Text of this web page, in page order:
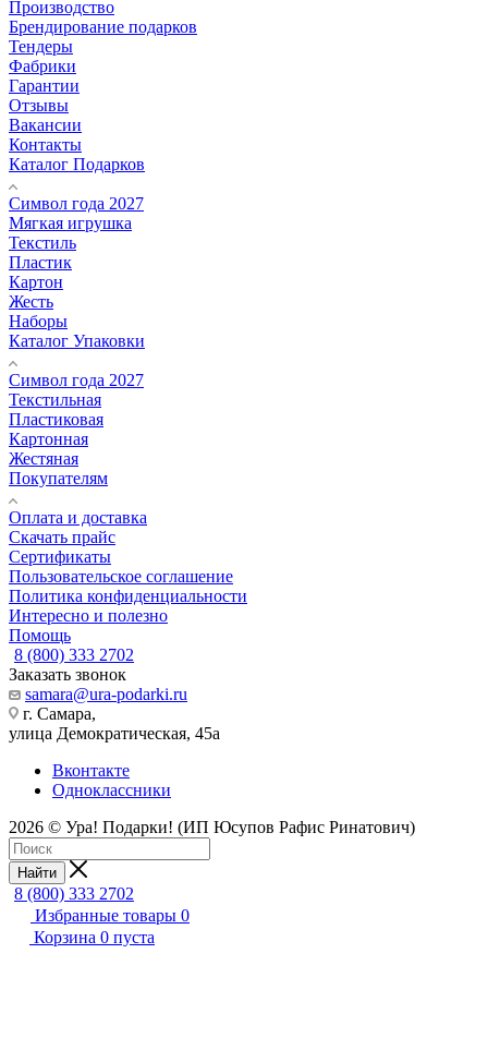
Производство
Брендирование подарков
Тендеры
Фабрики
Гарантии
Отзывы
Вакансии
Контакты
Каталог Подарков
Символ года 2027
Мягкая игрушка
Текстиль
Пластик
Картон
Жесть
Наборы
Каталог Упаковки
Символ года 2027
Текстильная
Пластиковая
Картонная
Жестяная
Покупателям
Оплата и доставка
Скачать прайс
Сертификаты
Пользовательское соглашение
Политика конфиденциальности
Интересно и полезно
Помощь
8 (800) 333 2702
Заказать звонок
samara@ura-podarki.ru
г. Самара,
улица Демократическая, 45а
Вконтакте
Одноклассники
2026 © Ура! Подарки! (ИП Юсупов Рафис Ринатович)
Найти
8 (800) 333 2702
Избранные товары 0
Корзина 0 пуста